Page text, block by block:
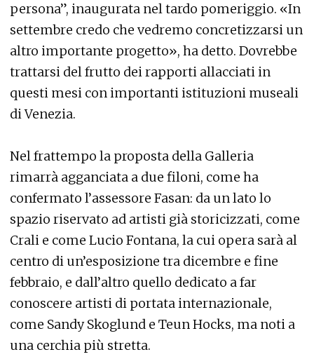
persona”, inaugurata nel tardo pomeriggio. «In
settembre credo che vedremo concretizzarsi un
altro importante progetto», ha detto. Dovrebbe
trattarsi del frutto dei rapporti allacciati in
questi mesi con importanti istituzioni museali
di Venezia.
Nel frattempo la proposta della Galleria
rimarrà agganciata a due filoni, come ha
confermato l’assessore Fasan: da un lato lo
spazio riservato ad artisti già storicizzati, come
Crali e come Lucio Fontana, la cui opera sarà al
centro di un’esposizione tra dicembre e fine
febbraio, e dall’altro quello dedicato a far
conoscere artisti di portata internazionale,
come Sandy Skoglund e Teun Hocks, ma noti a
una cerchia più stretta.